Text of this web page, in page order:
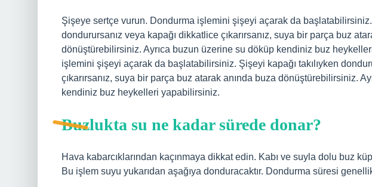
Şişeye sertçe vurun. Dondurma işlemini şişeyi açarak da başlatabilirsiniz.
dondurursanız veya kapağı dikkatlice çıkarırsanız, suya bir parça buz
dönüştürebilirsiniz. Ayrıca buzun üzerine su döküp kendiniz buz
işlemini şişeyi açarak da başlatabilirsiniz. Şişeyi kapağı takılıyken
çıkarırsanız, suya bir parça buz atarak anında buza dönüştürebilirsiniz.
kendiniz buz heykelleri yapabilirsiniz.
Buzlukta su ne kadar sürede donar?
Hava kabarcıklarından kaçınmaya dikkat edin. Kabı ve suyla dolu buz
Bu işlem suyu yukarıdan aşağıya donduracaktır. Dondurma süresi